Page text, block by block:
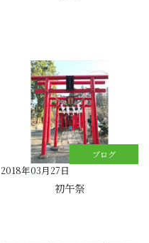
ブログ
2018年03月27日
初午祭